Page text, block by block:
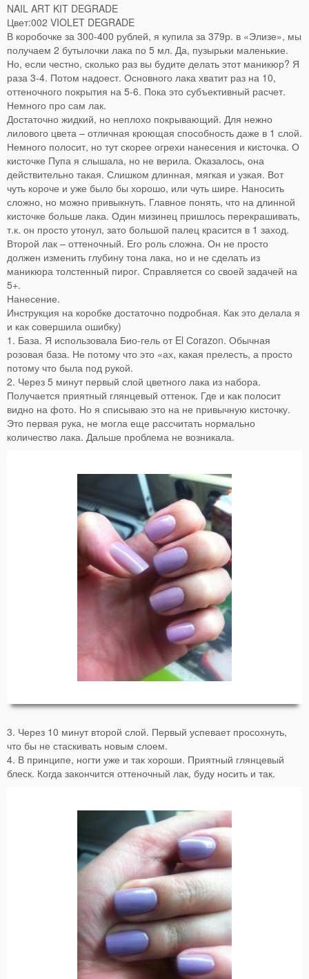
NAIL ART KIT DEGRADE
Цвет:002 VIOLET DEGRADE
В коробочке за 300-400 рублей, я купила за 379р. в «Элизе», мы
получаем 2 бутылочки лака по 5 мл. Да, пузырьки маленькие.
Но, если честно, сколько раз вы будите делать этот маникюр? Я
раза 3-4. Потом надоест. Основного лака хватит раз на 10,
оттеночного покрытия на 5-6. Пока это субъективный расчет.
Немного про сам лак.
Достаточно жидкий, но неплохо покрывающий. Для нежно
лилового цвета – отличная кроющая способность даже в 1 слой.
Немного полосит, но тут скорее огрехи нанесения и кисточка. О
кисточке Пупа я слышала, но не верила. Оказалось, она
действительно такая. Слишком длинная, мягкая и узкая. Вот
чуть короче и уже было бы хорошо, или чуть шире. Наносить
сложно, но можно привыкнуть. Главное понять, что на длинной
кисточке больше лака. Один мизинец пришлось перекрашивать,
т.к. он просто утонул, зато большой палец красится в 1 заход.
Второй лак – оттеночный. Его роль сложна. Он не просто
должен изменить глубину тона лака, но и не сделать из
маникюра толстенный пирог. Справляется со своей задачей на
5+.
Нанесение.
Инструкция на коробке достаточно подробная. Как это делала я
и как совершила ошибку)
1. База. Я использовала Био-гель от El Сorazon. Обычная
розовая база. Не потому что это «ах, какая прелесть, а просто
потому что была под рукой.
2. Через 5 минут первый слой цветного лака из набора.
Получается приятный глянцевый оттенок. Где и как полосит
видно на фото. Но я списываю это на не привычную кисточку.
Это первая рука, не могла еще рассчитать нормально
количество лака. Дальше проблема не возникала.
3. Через 10 минут второй слой. Первый успевает просохнуть,
что бы не стаскивать новым слоем.
4. В принципе, ногти уже и так хороши. Приятный глянцевый
блеск. Когда закончится оттеночный лак, буду носить и так.